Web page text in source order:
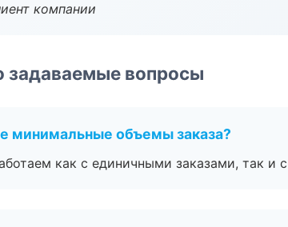
компании
задаваемые вопросы
минимальные объемы заказа?
как с единичными заказами, так и